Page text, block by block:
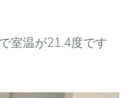
室温が21.4度です